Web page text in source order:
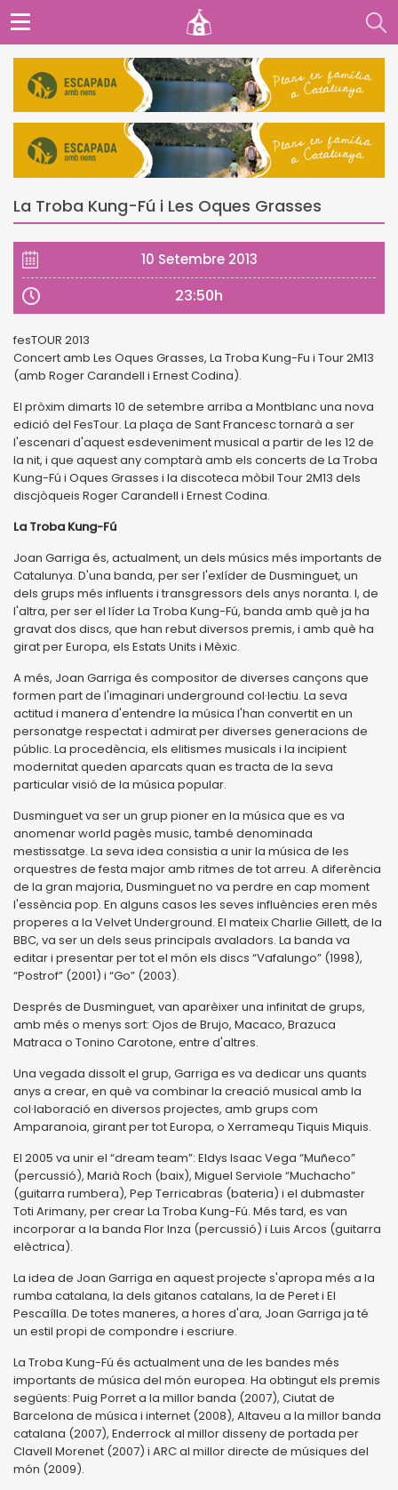
La Troba Kung-Fú i Les Oques Grasses
10 Setembre 2013
23:50h
fesTOUR 2013
Concert amb Les Oques Grasses, La Troba Kung-Fu i Tour 2M13
(amb Roger Carandell i Ernest Codina).
El pròxim dimarts 10 de setembre arriba a Montblanc una nova
edició del FesTour. La plaça de Sant Francesc tornarà a ser
l'escenari d'aquest esdeveniment musical a partir de les 12 de
la nit, i que aquest any comptarà amb els concerts de La Troba
Kung-Fú i Oques Grasses i la discoteca mòbil Tour 2M13 dels
discjòqueis Roger Carandell i Ernest Codina.
La Troba Kung-Fú
Joan Garriga és, actualment, un dels músics més importants de
Catalunya. D'una banda, per ser l'exlíder de Dusminguet, un
dels grups més influents i transgressors dels anys noranta. I, de
l'altra, per ser el líder La Troba Kung-Fú, banda amb què ja ha
gravat dos discs, que han rebut diversos premis, i amb què ha
girat per Europa, els Estats Units i Mèxic.
A més, Joan Garriga és compositor de diverses cançons que
formen part de l'imaginari underground col·lectiu. La seva
actitud i manera d'entendre la música l'han convertit en un
personatge respectat i admirat per diverses generacions de
públic. La procedència, els elitismes musicals i la incipient
modernitat queden aparcats quan es tracta de la seva
particular visió de la música popular.
Dusminguet va ser un grup pioner en la música que es va
anomenar world pagès music, també denominada
mestissatge. La seva idea consistia a unir la música de les
orquestres de festa major amb ritmes de tot arreu. A diferència
de la gran majoria, Dusminguet no va perdre en cap moment
l'essència pop. En alguns casos les seves influències eren més
properes a la Velvet Underground. El mateix Charlie Gillett, de la
BBC, va ser un dels seus principals avaladors. La banda va
editar i presentar per tot el món els discs “Vafalungo” (1998),
“Postrof” (2001) i “Go” (2003).
Després de Dusminguet, van aparèixer una infinitat de grups,
amb més o menys sort: Ojos de Brujo, Macaco, Brazuca
Matraca o Tonino Carotone, entre d'altres.
Una vegada dissolt el grup, Garriga es va dedicar uns quants
anys a crear, en què va combinar la creació musical amb la
col·laboració en diversos projectes, amb grups com
Amparanoia, girant per tot Europa, o Xerramequ Tiquis Miquis.
El 2005 va unir el “dream team”: Eldys Isaac Vega “Muñeco”
(percussió), Marià Roch (baix), Miguel Serviole “Muchacho”
(guitarra rumbera), Pep Terricabras (bateria) i el dubmaster
Toti Arimany, per crear La Troba Kung-Fú. Més tard, es van
incorporar a la banda Flor Inza (percussió) i Luis Arcos (guitarra
elèctrica).
La idea de Joan Garriga en aquest projecte s'apropa més a la
rumba catalana, la dels gitanos catalans, la de Peret i El
Pescaílla. De totes maneres, a hores d'ara, Joan Garriga ja té
un estil propi de compondre i escriure.
La Troba Kung-Fú és actualment una de les bandes més
importants de música del món europea. Ha obtingut els premis
següents: Puig Porret a la millor banda (2007), Ciutat de
Barcelona de música i internet (2008), Altaveu a la millor banda
catalana (2007), Enderrock al millor disseny de portada per
Clavell Morenet (2007) i ARC al millor directe de músiques del
món (2009).